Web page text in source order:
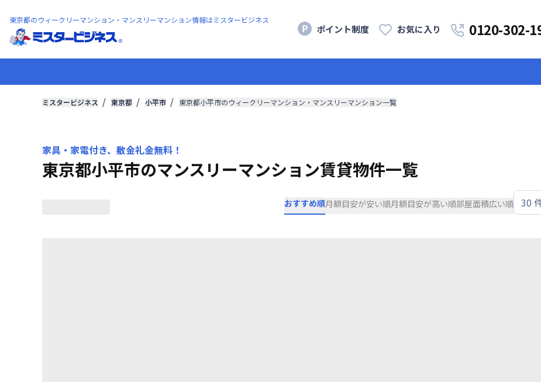
東京都のウィークリーマンション・マンスリーマンション情報はミスタービジネス
ポイント制度 お気に入り 0120-302-
ミスタービジネス 東京都 小平市 東京都小平市のウィークリーマンション・マンスリーマンション一覧
家具・家電付き、敷金礼金無料！
東京都小平市のマンスリーマンション賃貸物件一覧
おすすめ順月額目安が安い順月額目安が高い順部屋面積広い順